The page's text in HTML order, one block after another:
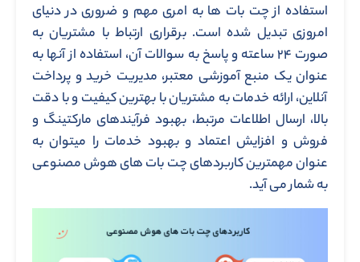
استفاده از چت بات ها به امری مهم و ضروری در دنیای
امروزی تبدیل شده است. برقراری ارتباط با مشتریان به
صورت ۲۴ ساعته و پاسخ به سوالات آن، استفاده از آنها به
عنوان یک منبع آموزشی معتبر، مدیریت خرید و پرداخت
آنلاین، ارائه خدمات به مشتریان با بهترین کیفیت و با دقت
بالا، ارسال اطلاعات مرتبط، بهبود فرآیندهای مارکتینگ و
فروش و افزایش اعتماد و بهبود خدمات را میتوان به
عنوان مهمترین کاربردهای چت بات های هوش مصنوعی
به شمار می آید.